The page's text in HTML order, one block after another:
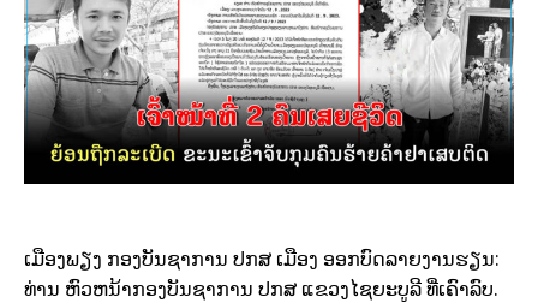
ເມືອງພຽງ ກອງບັນຊາການ ປກສ ເມືອງ ອອກບົດລາຍງານຮຽນ:
ທ່ານ ຫົວຫນ້າກອງບັນຊາການ ປກສ ແຂວງໄຊຍະບູລີ ທີ່ເຄົາລົບ.